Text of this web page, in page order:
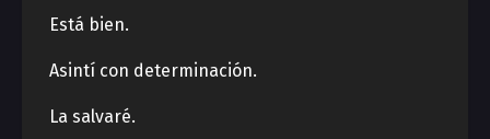
Está bien.
Asintí con determinación.
La salvaré.